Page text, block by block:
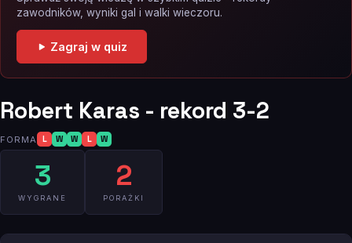
zawodników, wyniki gal i walki wieczoru.
Zagraj w quiz
Robert Karas - rekord 3-2
FORMA L W W L W
3
WYGRANE
2
PORAŻKI